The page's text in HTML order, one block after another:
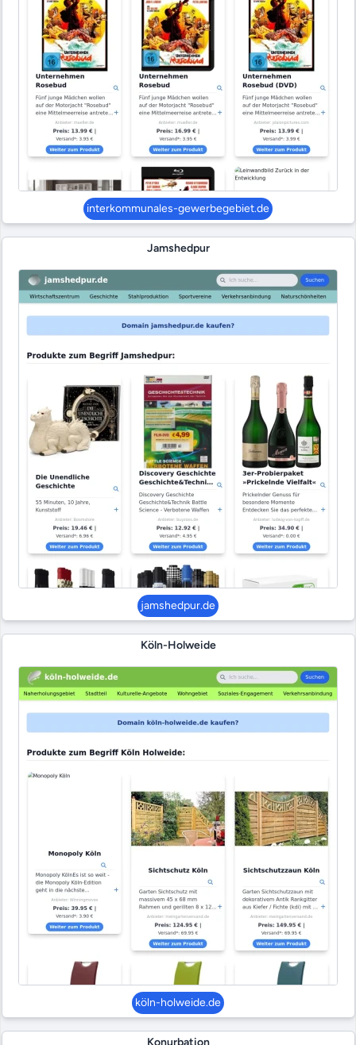
interkommunales-gewerbegebiet.de
Jamshedpur
jamshedpur.de
Köln-Holweide
köln-holweide.de
Konurbation